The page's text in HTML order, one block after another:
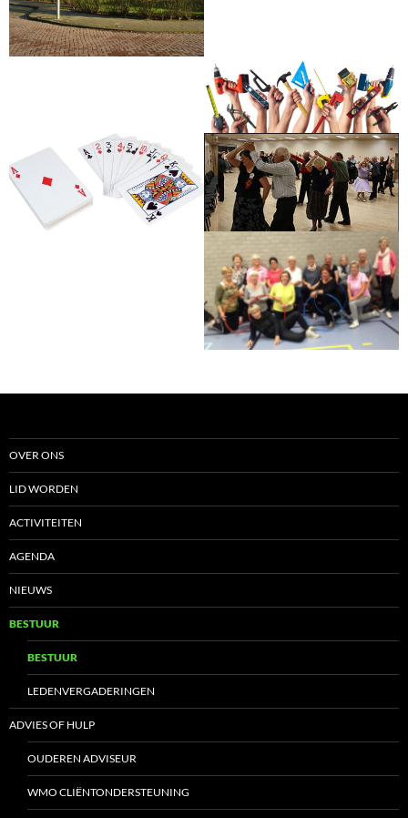
OVER ONS
LID WORDEN
ACTIVITEITEN
AGENDA
NIEUWS
BESTUUR
BESTUUR
LEDENVERGADERINGEN
ADVIES OF HULP
OUDEREN ADVISEUR
WMO CLIËNTONDERSTEUNING